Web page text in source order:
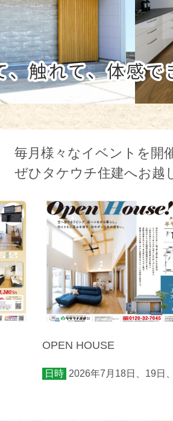
毎月様々なイベントを開
ぜひタケウチ住建へお越
OPEN HOUSE
日時 2026年7月18日、19日